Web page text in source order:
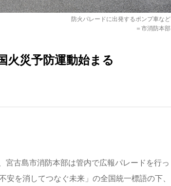
防火パレードに出発するポンプ車など
＝市消防本部
災予防運動始まる
古島市消防本部は管内で広報パレードを行っ
安を消してつなぐ未来」の全国統一標語の下、